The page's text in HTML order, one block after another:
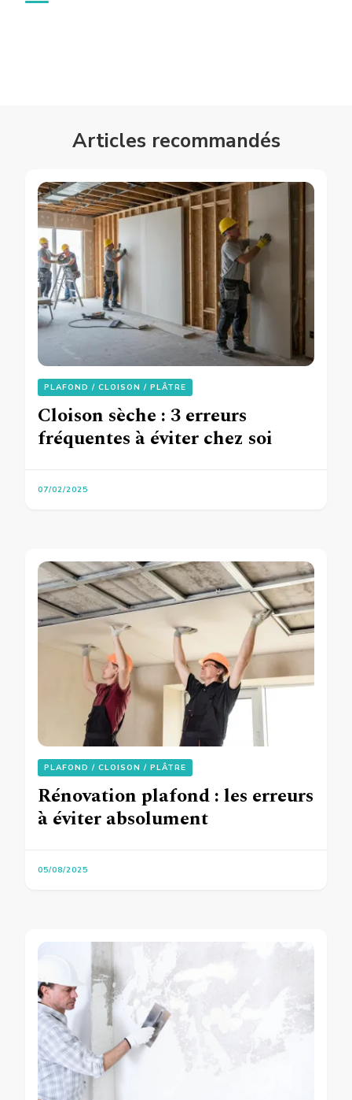
Articles recommandés
PLAFOND / CLOISON / PLÂTRE
Cloison sèche : 3 erreurs
fréquentes à éviter chez soi
07/02/2025
PLAFOND / CLOISON / PLÂTRE
Rénovation plafond : les erreurs
à éviter absolument
05/08/2025